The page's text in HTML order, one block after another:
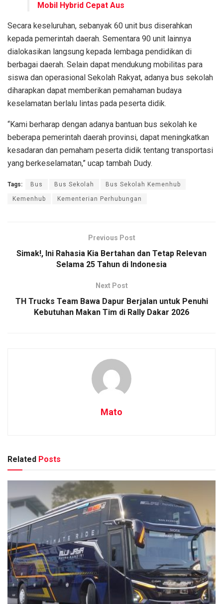
Mobil Hybrid Cepat Aus
Secara keseluruhan, sebanyak 60 unit bus diserahkan
kepada pemerintah daerah. Sementara 90 unit lainnya
dialokasikan langsung kepada lembaga pendidikan di
berbagai daerah. Selain dapat mendukung mobilitas para
siswa dan operasional Sekolah Rakyat, adanya bus sekolah
diharapkan dapat memberikan pemahaman budaya
keselamatan berlalu lintas pada peserta didik.
“Kami berharap dengan adanya bantuan bus sekolah ke
beberapa pemerintah daerah provinsi, dapat meningkatkan
kesadaran dan pemaham peserta didik tentang transportasi
yang berkeselamatan,” ucap tambah Dudy.
Tags: Bus Bus Sekolah Bus Sekolah Kemenhub
Kemenhub Kementerian Perhubungan
Previous Post
Simak!, Ini Rahasia Kia Bertahan dan Tetap Relevan
Selama 25 Tahun di Indonesia
Next Post
TH Trucks Team Bawa Dapur Berjalan untuk Penuhi
Kebutuhan Makan Tim di Rally Dakar 2026
Mato
Related Posts